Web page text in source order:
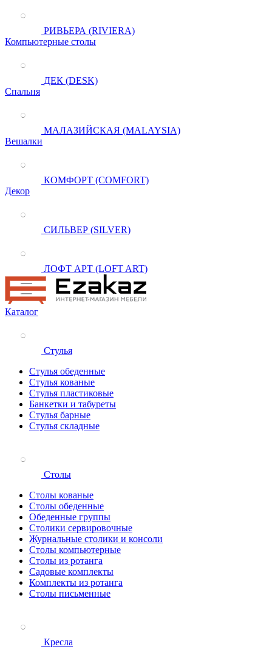
РИВЬЕРА (RIVIERA)
Компьютерные столы
ДЕК (DESK)
Спальня
МАЛАЗИЙСКАЯ (MALAYSIA)
Вешалки
КОМФОРТ (COMFORT)
Декор
СИЛЬВЕР (SILVER)
ЛОФТ АРТ (LOFT ART)
Каталог
Стулья
Стулья обеденные
Стулья кованые
Стулья пластиковые
Банкетки и табуреты
Стулья барные
Стулья складные
Столы
Столы кованые
Столы обеденные
Обеденные группы
Столики сервировочные
Журнальные столики и консоли
Столы компьютерные
Столы из ротанга
Садовые комплекты
Комплекты из ротанга
Столы письменные
Кресла